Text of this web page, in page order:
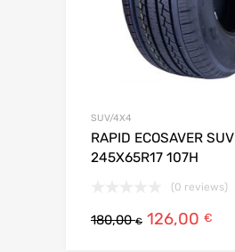
SUV/4X4
RAPID ECOSAVER SUV
245X65R17 107H
(0 reviews)
180,00€ 126,00 €